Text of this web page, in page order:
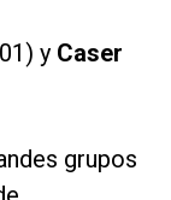
y Caser
grupos